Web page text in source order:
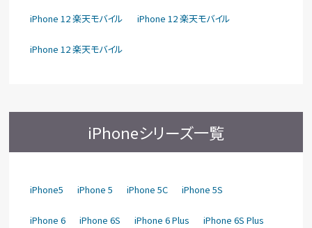
iPhone 12 楽天モバイル iPhone 12 楽天モバイル
iPhone 12 楽天モバイル
iPhoneシリーズ一覧
iPhone5 iPhone 5 iPhone 5C iPhone 5S
iPhone 6 iPhone 6S iPhone 6 Plus iPhone 6S Plus